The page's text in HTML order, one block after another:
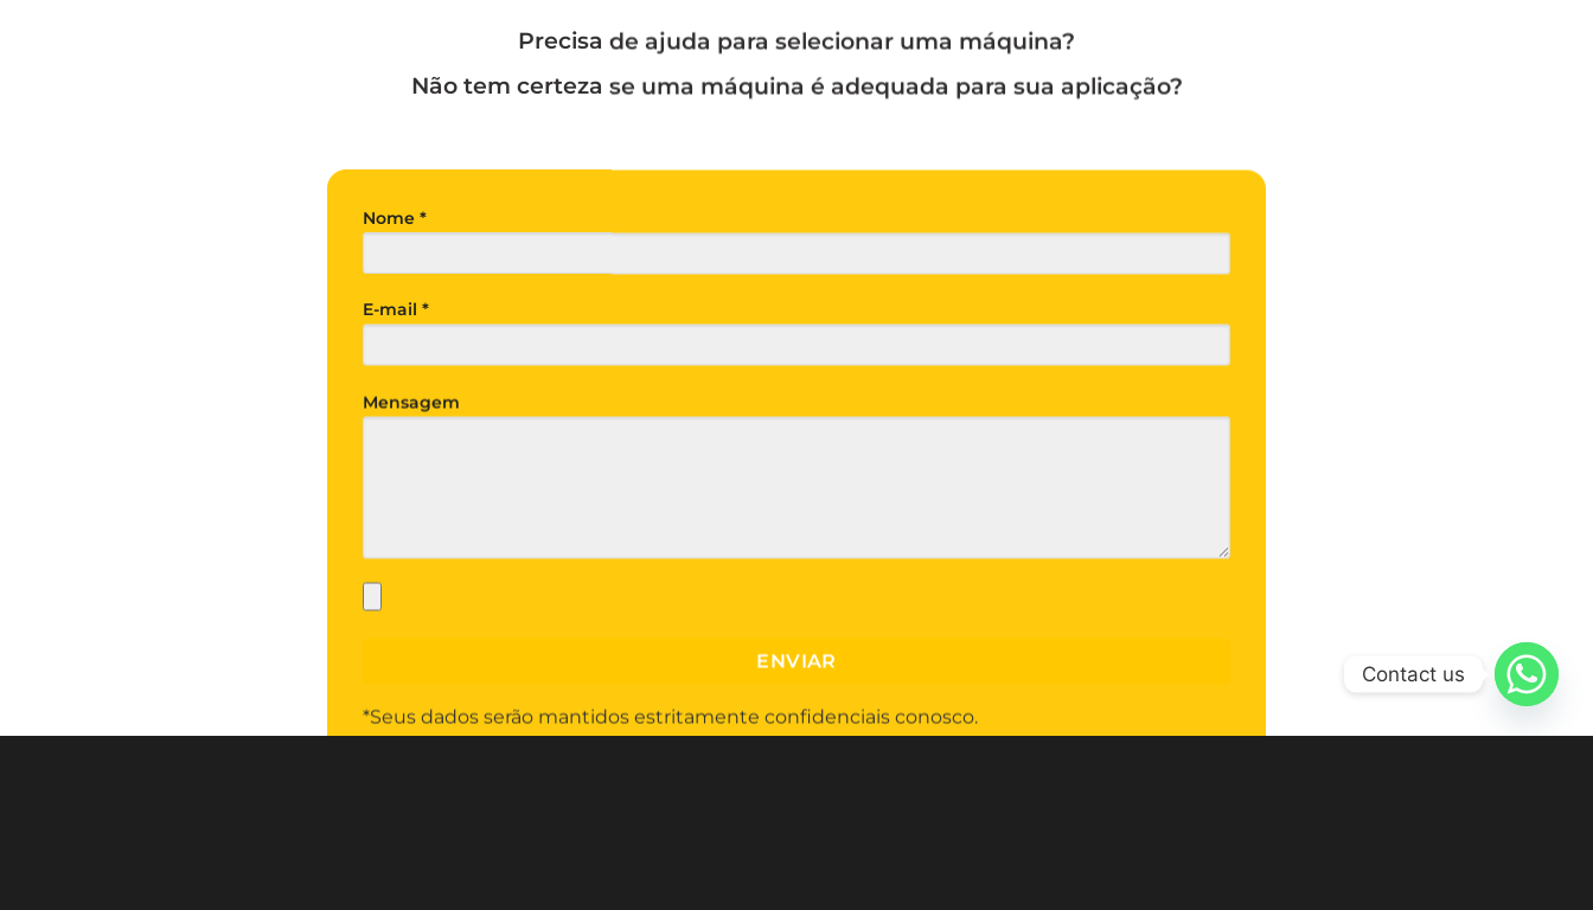
Precisa de ajuda para selecionar uma máquina?
Não tem certeza se uma máquina é adequada para sua aplicação?
Nome *
E-mail *
Mensagem
*Seus dados serão mantidos estritamente confidenciais conosco.
Contact us